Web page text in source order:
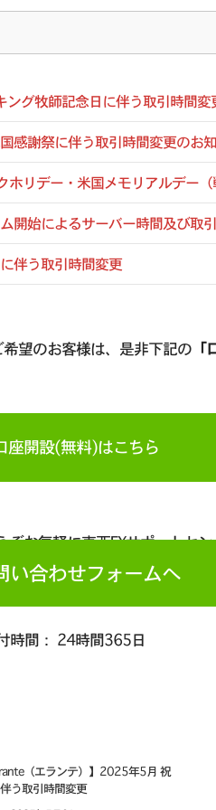
牧師記念日に伴う取引時間変
謝祭に伴う取引時間変更のお
デー・米国メモリアルデー（
始によるサーバー時間及び取
伴う取引時間変更
望のお客様は、是非下記の
座開設(無料)はこちら
お気軽に東西FXサポートセン
い合わせフォームへ
間： 24時間365日
（エランテ）】2025年5月 祝
う取引時間変更